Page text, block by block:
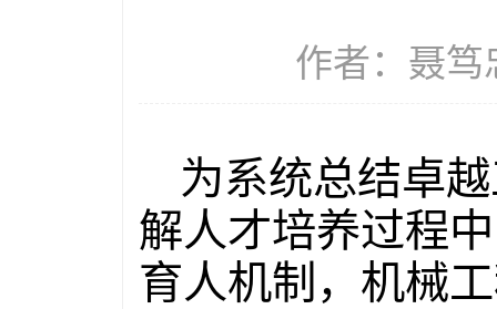
作者：聂笃
为系统总结卓
解人才培养过程
育人机制，机械